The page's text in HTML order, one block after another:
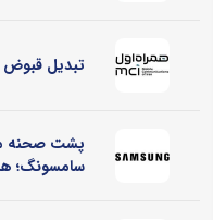
تبدیل قبوض
سامسونگ؛